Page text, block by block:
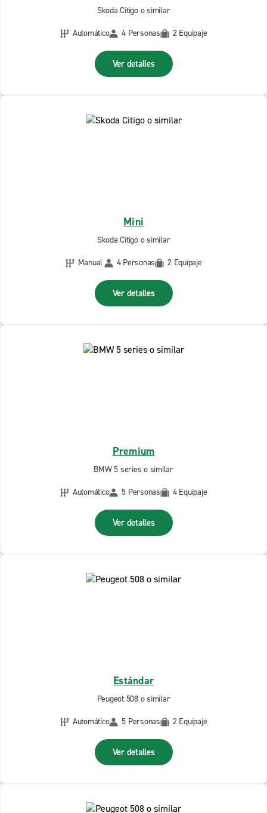
Skoda Citigo o similar
Automático
4 Personas 2 Equipaje
Ver detalles
Mini
Skoda Citigo o similar
Manual
4 Personas 2 Equipaje
Ver detalles
Premium
BMW 5 series o similar
Automático
5 Personas 4 Equipaje
Ver detalles
Estándar
Peugeot 508 o similar
Automático
5 Personas 2 Equipaje
Ver detalles